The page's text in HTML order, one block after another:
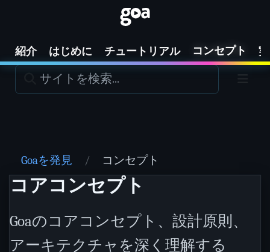
紹介 はじめに チュートリアル コンセプト
Goaを発見 コンセプト
コアコンセプト
Goaのコアコンセプト、設計原則、
アーキテクチャを深く理解する